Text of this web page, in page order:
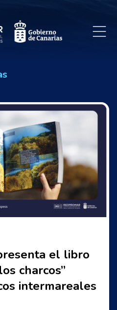
el libro
charcos”
intermareales